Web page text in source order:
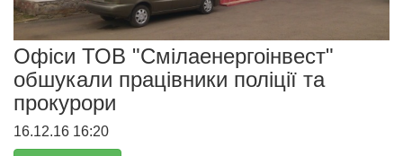
Офіси ТОВ "Смілаенергоінвест"
обшукали працівники поліції та
прокурори
16.12.16 16:20